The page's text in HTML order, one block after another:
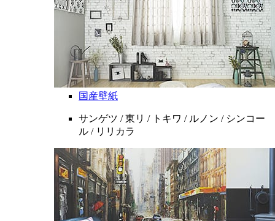
国産壁紙
サンゲツ / 東リ / トキワ / ルノン / シンコー
ル / リリカラ